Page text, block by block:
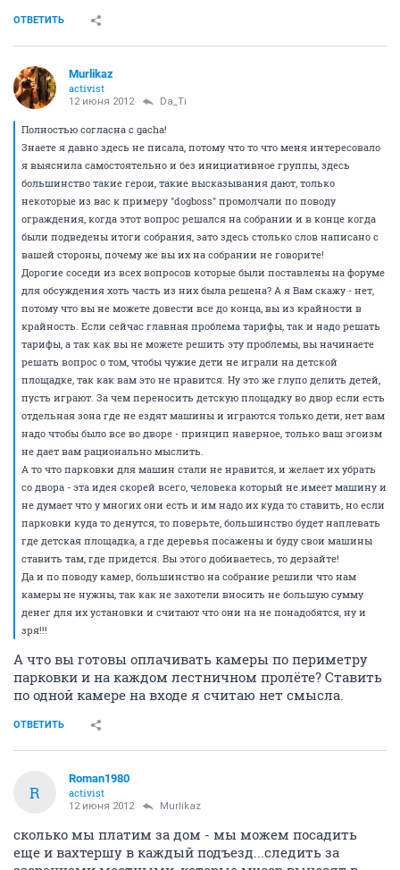
ОТВЕТИТЬ
Murlikaz
activist
12 июня 2012 Da_Ti
Полностью согласна с gacha!
Знаете я давно здесь не писала, потому что то что меня интересовало
я выяснила самостоятельно и без инициативное группы, здесь
большинство такие герои, такие высказывания дают, только
некоторые из вас к примеру "dogboss" промолчали по поводу
ограждения, когда этот вопрос решался на собрании и в конце когда
были подведены итоги собрания, зато здесь столько слов написано с
вашей стороны, почему же вы их на собрании не говорите!
Дорогие соседи из всех вопросов которые были поставлены на форуме
для обсуждения хоть часть из них была решена? А я Вам скажу - нет,
потому что вы не можете довести все до конца, вы из крайности в
крайность. Если сейчас главная проблема тарифы, так и надо решать
тарифы, а так как вы не можете решить эту проблемы, вы начинаете
решать вопрос о том, чтобы чужие дети не играли на детской
площадке, так как вам это не нравится. Ну это же глупо делить детей,
пусть играют. За чем переносить детскую площадку во двор если есть
отдельная зона где не ездят машины и играются только дети, нет вам
надо чтобы было все во дворе - принцип наверное, только ваш эгоизм
не дает вам рационально мыслить.
А то что парковки для машин стали не нравится, и желает их убрать
со двора - эта идея скорей всего, человека который не имеет машину и
не думает что у многих они есть и им надо их куда то ставить, но если
парковки куда то денутся, то поверьте, большинство будет наплевать
где детская площадка, а где деревья посажены и буду свои машины
ставить там, где придется. Вы этого добиваетесь, то дерзайте!
Да и по поводу камер, большинство на собрание решили что нам
камеры не нужны, так как не захотели вносить не большую сумму
денег для их установки и считают что они на не понадобятся, ну и
зря!!!
А что вы готовы оплачивать камеры по периметру
парковки и на каждом лестничном пролёте? Ставить
по одной камере на входе я считаю нет смысла.
ОТВЕТИТЬ
R
Roman1980
activist
12 июня 2012 Murlikaz
сколько мы платим за дом - мы можем посадить
еще и вахтершу в каждый подъезд...следить за